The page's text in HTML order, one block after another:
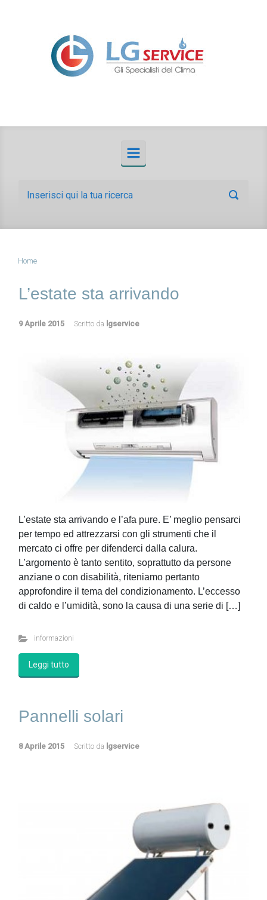
Home
L’estate sta arrivando
9 Aprile 2015 Scritto da lgservice
L’estate sta arrivando e l’afa pure. E’ meglio pensarci
per tempo ed attrezzarsi con gli strumenti che il
mercato ci offre per difenderci dalla calura.
L’argomento è tanto sentito, soprattutto da persone
anziane o con disabilità, riteniamo pertanto
approfondire il tema del condizionamento. L’eccesso
di caldo e l’umidità, sono la causa di una serie di […]
informazioni
Leggi tutto
Pannelli solari
8 Aprile 2015 Scritto da lgservice